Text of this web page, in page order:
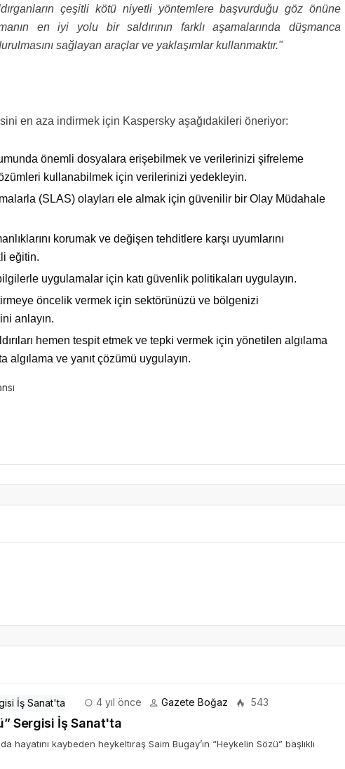
çeşitli kötü niyetli yöntemlere başvurduğu göz önüne
en iyi yolu bir saldırının farklı aşamalarında düşmanca
sağlayan araçlar ve yaklaşımlar kullanmaktır."
en aza indirmek için Kaspersky aşağıdakileri öneriyor:
önemli dosyalara erişebilmek ve verilerinizi şifreleme
kullanabilmek için verilerinizi yedekleyin.
(SLAS) olayları ele almak için güvenilir bir Olay Müdahale
korumak ve değişen tehditlere karşı uyumlarını
eğitin.
uygulamalar için katı güvenlik politikaları uygulayın.
öncelik vermek için sektörünüzü ve bölgenizi
anlayın.
hemen tespit etmek ve tepki vermek için yönetilen algılama
algılama ve yanıt çözümü uygulayın.
4 yıl önce Gazete Boğaz 543
Sergisi İş Sanat'ta
hayatını kaybeden heykeltıraş Saim Bugay’ın “Heykelin Sözü” başlıklı